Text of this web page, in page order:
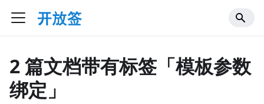
2 篇文档带有标签「模板参数
绑定」